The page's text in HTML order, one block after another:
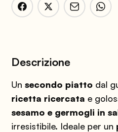
Descrizione
Un secondo piatto dal
ricetta ricercata e
sesamo e germogli in
irresistibile. Ideale per un